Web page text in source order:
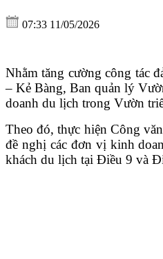
07:33 11/05/2026
Nhằm tăng cường công tác
– Kẻ Bàng, Banquản lý
doanh du lịch trong Vườn
Theo đó, thực hiện Công
đề nghị các đơn vị kinh
khách du lịch tại Điều 9 và